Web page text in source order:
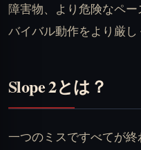
障害物、より危険なペ
バイバル動作をより厳し
Slope 2とは？
一つのミスですべてが